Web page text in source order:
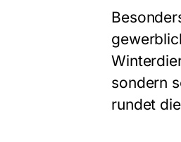
sondern
rundet